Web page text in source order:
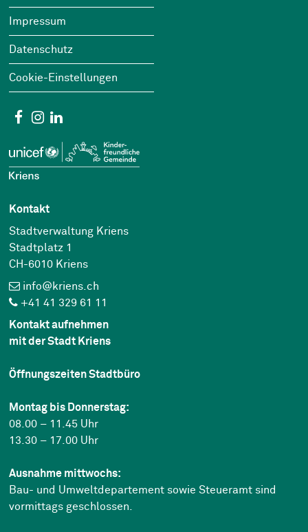
Impressum
Datenschutz
Cookie-Einstellungen
Social Media
Facebook
Instagram
Kontakt
Stadtverwaltung Kriens
Stadtplatz 1
CH-6010 Kriens
info@kriens.ch
+41 41 329 61 11
Kontakt aufnehmen
mit der Stadt Kriens
Öffnungszeiten Stadtbüro
Montag bis Donnerstag:
08.00 – 11.45 Uhr
13.30 – 17.00 Uhr
Ausnahme mittwochs:
Bau- und Umweltdepartement sowie Steueramt sind
vormittags geschlossen.